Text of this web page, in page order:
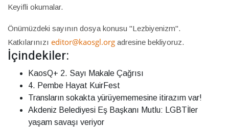
Keyifli okumalar.
Önümüzdeki sayının dosya konusu "Lezbiyenizm".
Katkılarınızı editor@kaosgl.org adresine bekliyoruz.
İçindekiler:
KaosQ+ 2. Sayı Makale Çağrısı
4. Pembe Hayat KuirFest
Transların sokakta yürüyememesine itirazım var!
Akdeniz Belediyesi Eş Başkanı Mutlu: LGBTİler
yaşam savaşı veriyor